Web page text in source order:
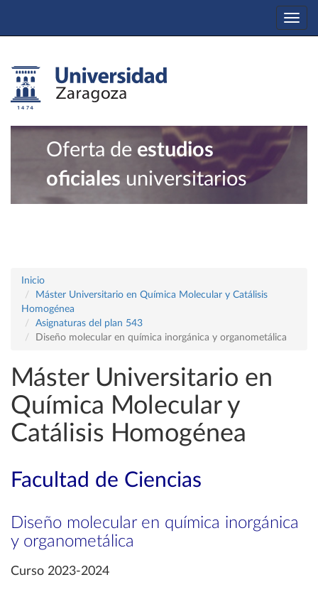
Oferta de estudios
oficiales universitarios
Inicio
Máster Universitario en Química Molecular y Catálisis
Homogénea
Asignaturas del plan 543
Diseño molecular en química inorgánica y organometálica
Máster Universitario en
Química Molecular y
Catálisis Homogénea
Facultad de Ciencias
Diseño molecular en química inorgánica
y organometálica
Curso 2023-2024